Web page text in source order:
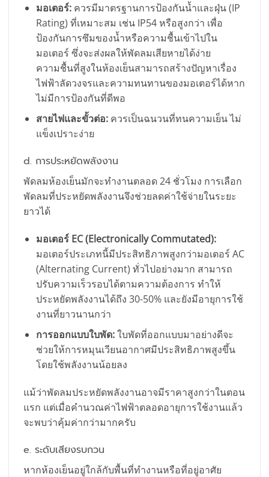
มอเตอร์:ควรมีมาตรฐานการป้องกันน้ำและฝุ่น (IP
Rating) ที่เหมาะสม เช่น IP54 หรือสูงกว่า เพื่อ
ป้องกันการซึมของน้ำหรือความชื้นเข้าไปใน
มอเตอร์ ซึ่งจะส่งผลให้พัดลมเสียหายได้ง่าย
ความชื้นที่สูงในห้องเย็นสามารถสร้างปัญหาเรื่อง
ไฟฟ้าลัดวงจรและความทนทานของมอเตอร์ได้หาก
ไม่มีการป้องกันที่ดีพอ
สายไฟและขั้วต่อ:ควรเป็นฉนวนที่ทนความเย็น ไม่
แข็งเปราะง่าย
d. การประหยัดพลังงาน
พัดลมห้องเย็นมักจะทำงานตลอด 24 ชั่วโมง การเลือก
พัดลมที่ประหยัดพลังงานจึงช่วยลดค่าใช้จ่ายในระยะ
ยาวได้
มอเตอร์ EC (Electronically Commutated):
มอเตอร์ประเภทนี้มีประสิทธิภาพสูงกว่ามอเตอร์ AC
(Alternating Current) ทั่วไปอย่างมาก สามารถ
ปรับความเร็วรอบได้ตามความต้องการ ทำให้
ประหยัดพลังงานได้ถึง 30-50% และยังมีอายุการใช้
งานที่ยาวนานกว่า
การออกแบบใบพัด:ใบพัดที่ออกแบบมาอย่างดีจะ
ช่วยให้การหมุนเวียนอากาศมีประสิทธิภาพสูงขึ้น
โดยใช้พลังงานน้อยลง
แม้ว่าพัดลมประหยัดพลังงานอาจมีราคาสูงกว่าในตอน
แรก แต่เมื่อคำนวณค่าไฟฟ้าตลอดอายุการใช้งานแล้ว
จะพบว่าคุ้มค่ากว่ามากครับ
e. ระดับเสียงรบกวน
หากห้องเย็นอยู่ใกล้กับพื้นที่ทำงานหรือที่อยู่อาศัย